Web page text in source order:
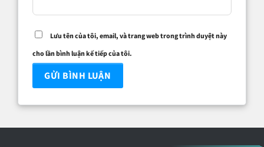
Lưu tên của tôi, email, và trang web trong trình duyệt này
cho lần bình luận kế tiếp của tôi.